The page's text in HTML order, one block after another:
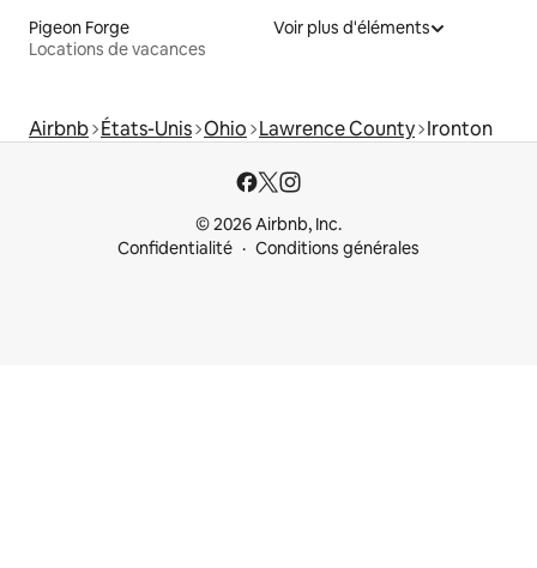
Pigeon Forge
Locations de vacances
Voir plus d'éléments
Airbnb États-Unis Ohio Lawrence County Ironton
© 2026 Airbnb, Inc.
Confidentialité
Conditions générales